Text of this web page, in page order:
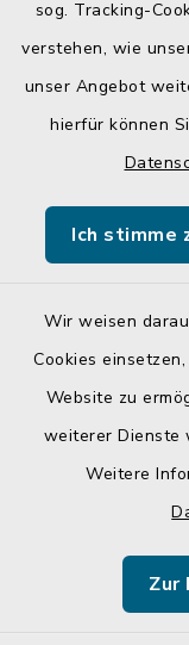
sog. Tracking-
verstehen, wie
unser Angebot
hierfür können
Ich stimme
Wir weisen
Cookies
Website zu
weiterer Dienste
Weitere
Zur
Quicklinks
Landratsamt